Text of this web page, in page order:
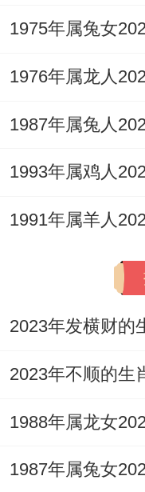
流年午火为「七
空前巨大，可能
争或繁重的任务
是奠定事业或学
键时期，他们需
农历十月（亥月
午流年之炎热，
象，这对于平衡
静，贵人运亦有